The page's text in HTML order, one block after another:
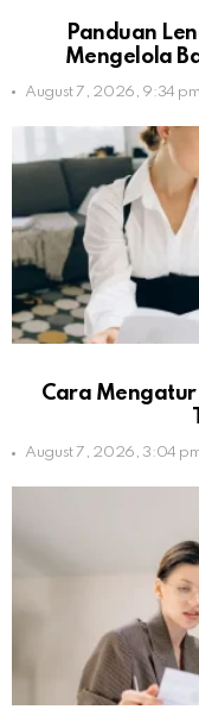
Panduan
Mengelola
August 7, 2026, 9:34 pm
Cara
August 7, 2026, 3:04